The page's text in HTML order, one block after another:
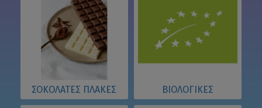
ΣΟΚΟΛΑΤΕΣ ΠΛΑΚΕΣ ΒΙΟΛΟΓΙΚΕΣ